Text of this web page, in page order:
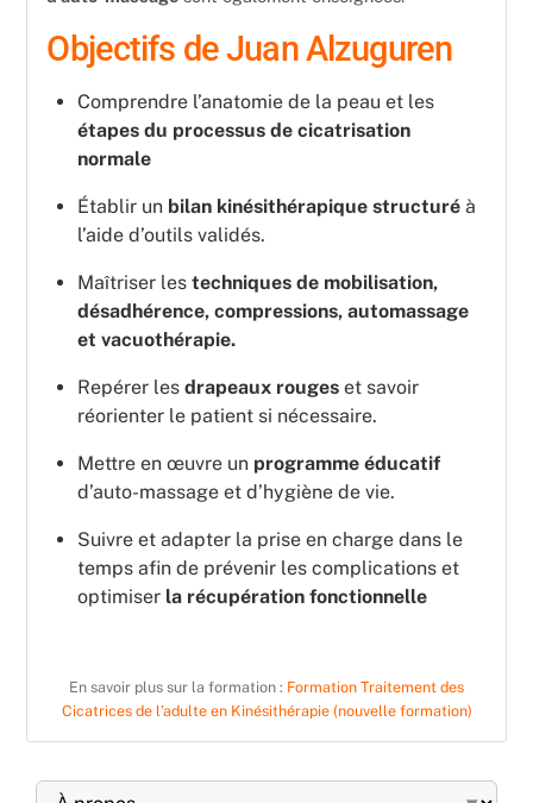
Objectifs de Juan Alzuguren
Comprendre l’anatomie de la peau et les
étapes du processus de cicatrisation
normale
Établir un bilan kinésithérapique structuré à
l’aide d’outils validés.
Maîtriser les techniques de mobilisation,
désadhérence, compressions, automassage
et vacuothérapie.
Repérer les drapeaux rouges et savoir
réorienter le patient si nécessaire.
Mettre en œuvre un programme éducatif
d’auto-massage et d’hygiène de vie.
Suivre et adapter la prise en charge dans le
temps afin de prévenir les complications et
optimiser la récupération fonctionnelle
En savoir plus sur la formation : Formation Traitement des
Cicatrices de l’adulte en Kinésithérapie (nouvelle formation)